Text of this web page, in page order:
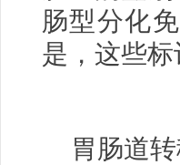
肠型分化
是，这些
胃肠道